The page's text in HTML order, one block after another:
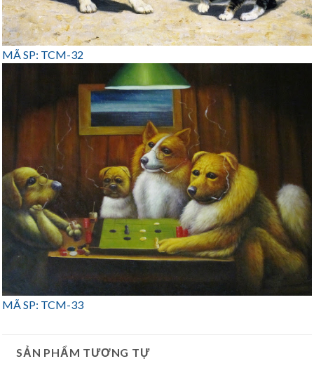
MÃ SP: TCM-32
MÃ SP: TCM-33
SẢN PHẨM TƯƠNG TỰ